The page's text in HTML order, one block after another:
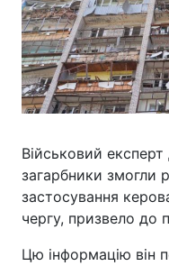
Військовий
загарбники змогли
застосування
чергу, призвело до
Цю інформацію він